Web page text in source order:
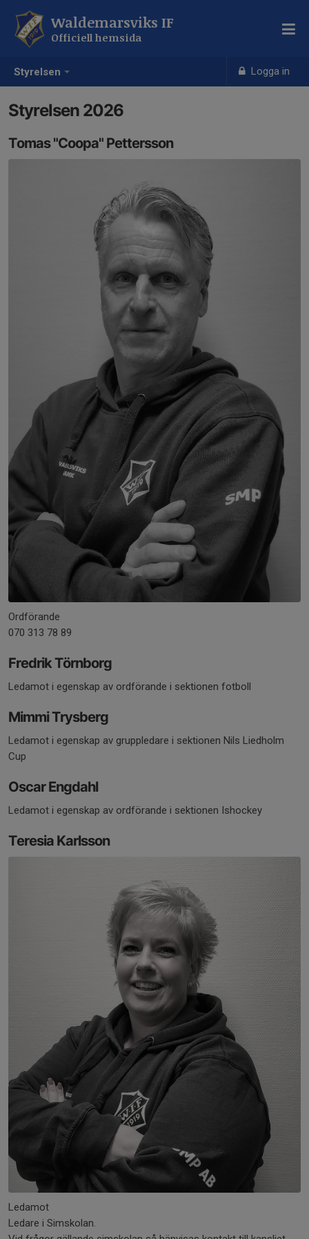
Styrelsen Logga in
Waldemarsviks IF
Officiell hemsida
Styrelsen 2026
Tomas "Coopa" Pettersson
Ordförande
070 313 78 89
Fredrik Törnborg
Ledamot i egenskap av ordförande i sektionen fotboll
Mimmi Trysberg
Ledamot i egenskap av gruppledare i sektionen Nils Liedholm
Cup
Oscar Engdahl
Ledamot i egenskap av ordförande i sektionen Ishockey
Teresia Karlsson
Ledamot
Ledare i Simskolan.